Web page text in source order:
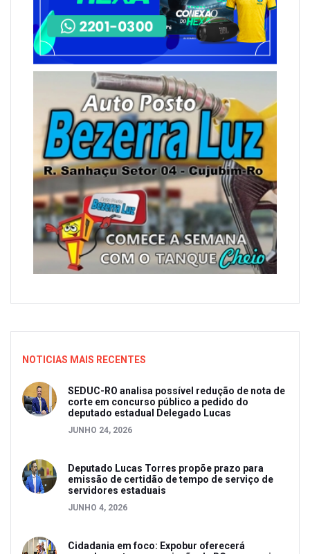
NOTICIAS MAIS RECENTES
SEDUC-RO analisa possível redução de nota de
corte em concurso público a pedido do
deputado estadual Delegado Lucas
JUNHO 24, 2026
Deputado Lucas Torres propõe prazo para
emissão de certidão de tempo de serviço de
servidores estaduais
JUNHO 4, 2026
Cidadania em foco: Expobur oferecerá